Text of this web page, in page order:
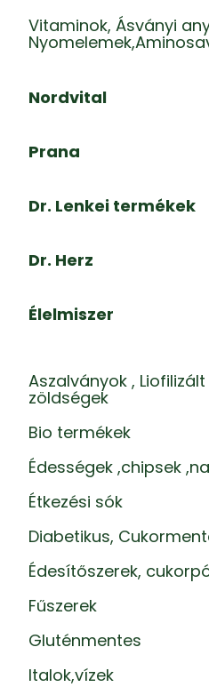
Vitaminok, Ásványi
Nordvital
Prana
Dr. Lenkei termékek
Dr. Herz
Élelmiszer
Aszalványok ,
zöldségek
Bio termékek
Édességek ,chipsek
Étkezési sók
Diabetikus,
Édesítőszerek,
Fűszerek
Gluténmentes
Italok,vízek